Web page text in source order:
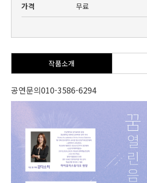
가격 무료
작품소개
공연문의010-3586-6294